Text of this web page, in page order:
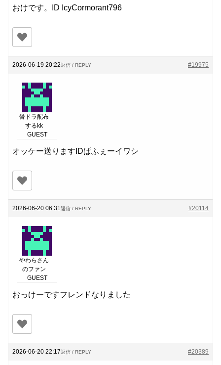
おけです。ID IcyCormorant796
2026-06-19 20:22 #19975
返信 / REPLY
骨ドラ配布
するkk
GUEST
オッケー送りますIDぱふぇーイワシ
2026-06-20 06:31 #20114
返信 / REPLY
やわらさん
のファン
GUEST
おっけーですフレンドなりました
2026-06-20 22:17 #20389
返信 / REPLY